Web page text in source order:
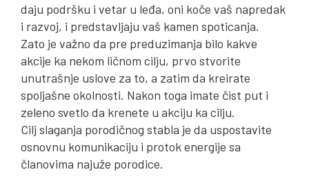
daju podršku i vetar u leđa, oni koče vaš napredak
i razvoj, i predstavljaju vaš kamen spoticanja.
Zato je važno da pre preduzimanja bilo kakve
akcije ka nekom ličnom cilju, prvo stvorite
unutrašnje uslove za to, a zatim da kreirate
spoljašne okolnosti. Nakon toga imate čist put i
zeleno svetlo da krenete u akciju ka cilju.
Cilj slaganja porodičnog stabla je da uspostavite
osnovnu komunikaciju i protok energije sa
članovima najuže porodice.